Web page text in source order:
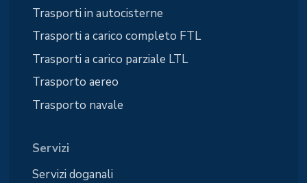
Trasporti in autocisterne
Trasporti a carico completo FTL
Trasporti a carico parziale LTL
Trasporto aereo
Trasporto navale
Servizi
Servizi doganali